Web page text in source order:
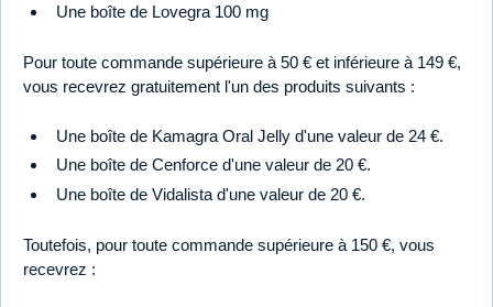
Une boîte de Lovegra 100 mg
Pour toute commande supérieure à 50 € et inférieure à 149 €,
vous recevrez gratuitement l'un des produits suivants :
Une boîte de Kamagra Oral Jelly d'une valeur de 24 €.
Une boîte de Cenforce d'une valeur de 20 €.
Une boîte de Vidalista d'une valeur de 20 €.
Toutefois, pour toute commande supérieure à 150 €, vous
recevrez :